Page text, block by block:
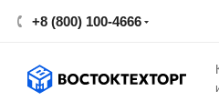
+8 (800) 100-4666